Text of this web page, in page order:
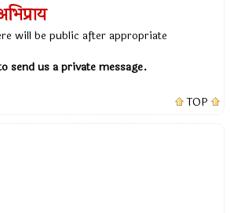
will be public after appropriate
send us a private message.
TOP